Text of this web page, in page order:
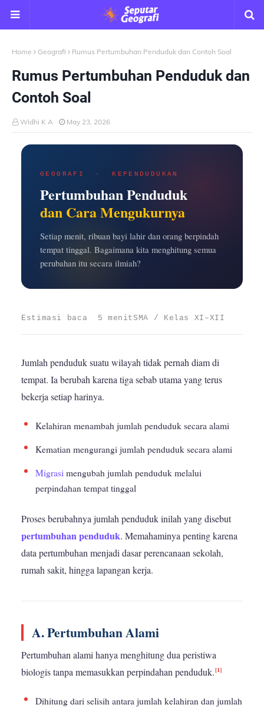
Home Geografi Rumus Pertumbuhan Penduduk dan Contoh Soal
Rumus Pertumbuhan Penduduk dan
Contoh Soal
Widhi K A May 23, 2026
GEOGRAFI · KEPENDUDUKAN
Pertumbuhan Penduduk
dan Cara Mengukurnya
Setiap menit, ribuan bayi lahir dan orang berpindah
tempat tinggal. Bagaimana kita menghitung semua
perubahan itu secara ilmiah?
Estimasi baca 5 menitSMA / Kelas XI–XII
Jumlah penduduk suatu wilayah tidak pernah diam di
tempat. Ia berubah karena tiga sebab utama yang terus
bekerja setiap harinya.
Kelahiran menambah jumlah penduduk secara alami
Kematian mengurangi jumlah penduduk secara alami
Migrasi mengubah jumlah penduduk melalui
perpindahan tempat tinggal
Proses berubahnya jumlah penduduk inilah yang disebut
pertumbuhan penduduk. Memahaminya penting karena
data pertumbuhan menjadi dasar perencanaan sekolah,
rumah sakit, hingga lapangan kerja.
A. Pertumbuhan Alami
Pertumbuhan alami hanya menghitung dua peristiwa
biologis tanpa memasukkan perpindahan penduduk.[1]
Dihitung dari selisih antara jumlah kelahiran dan jumlah